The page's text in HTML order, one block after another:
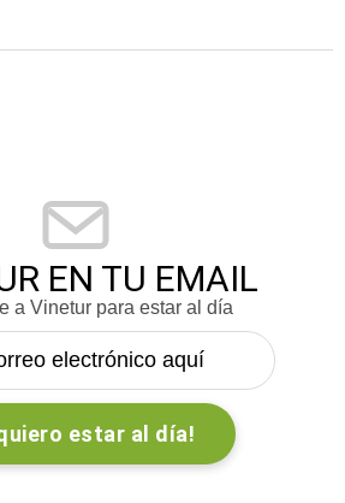
EN TU EMAIL
a Vinetur para estar al día